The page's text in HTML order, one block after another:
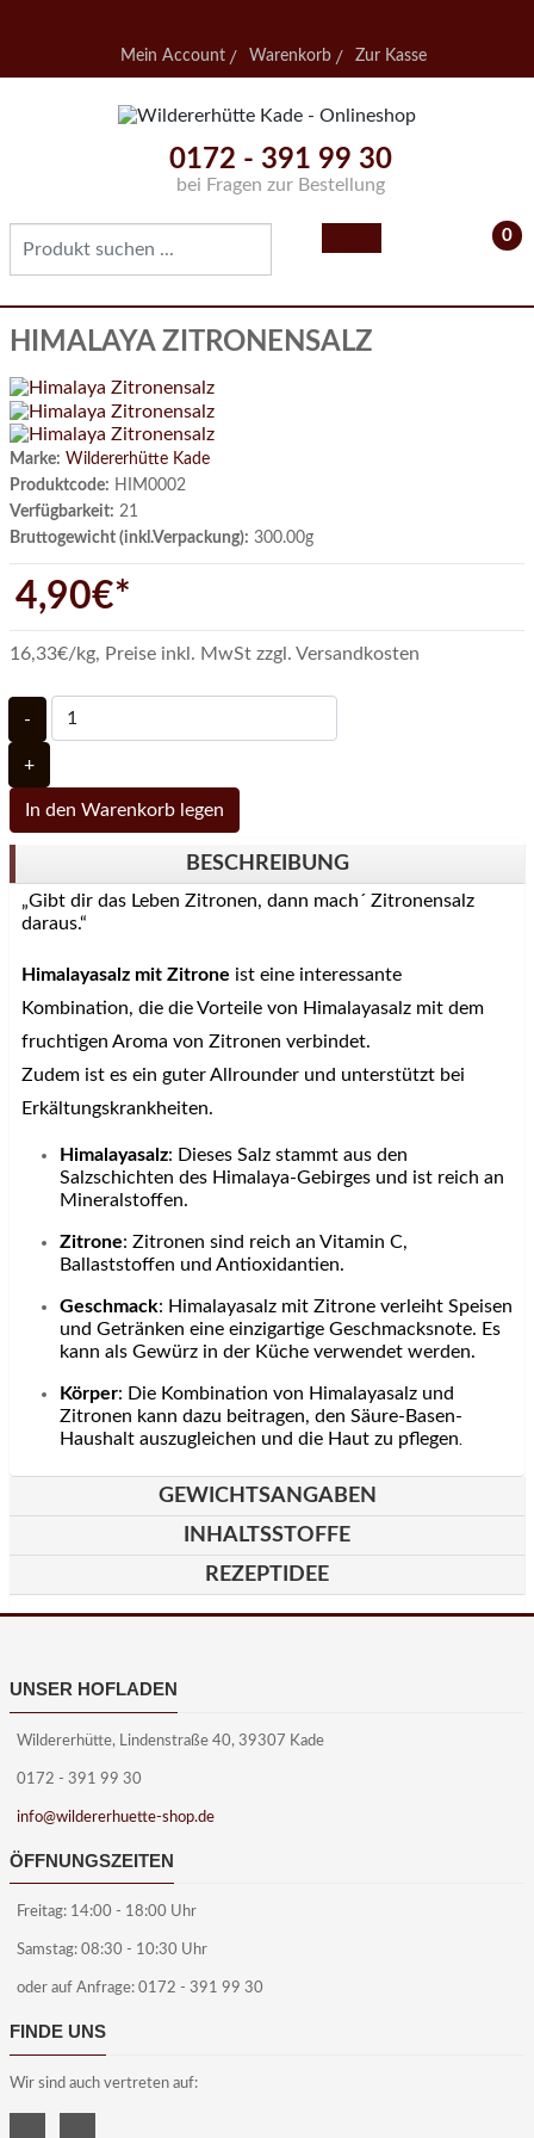
Mein Account Warenkorb Zur Kasse
0172 - 391 99 30
bei Fragen zur Bestellung
0
HIMALAYA ZITRONENSALZ
Marke: Wildererhütte Kade
Produktcode: HIM0002
Verfügbarkeit: 21
Bruttogewicht (inkl.Verpackung): 300.00g
4,90€*
16,33€/kg, Preise inkl. MwSt zzgl. Versandkosten
-
+
In den Warenkorb legen
BESCHREIBUNG
„Gibt dir das Leben Zitronen, dann mach´ Zitronensalz
daraus.“
Himalayasalz mit Zitrone ist eine interessante
Kombination, die die Vorteile von Himalayasalz mit dem
fruchtigen Aroma von Zitronen verbindet.
Zudem ist es ein guter Allrounder und unterstützt bei
Erkältungskrankheiten.
Himalayasalz: Dieses Salz stammt aus den
Salzschichten des Himalaya-Gebirges und ist reich an
Mineral stoffen.
Zitrone: Zitronen sind reich an Vitamin C,
Ballaststoffen und Antioxidantien.
Geschmack: Himalayasalz mit Zitrone verleiht Speisen
und Getränken eine einzigartige Geschmacksnote. Es
kann als Gewürz in der Küche verwendet werden.
Körper: Die Kombination von Himalayasalz und
Zitronen kann dazu beitragen, den Säure-Basen-
Haushalt auszugleichen und die Haut zu pflegen.
GEWICHTSANGABEN
INHALTSSTOFFE
REZEPTIDEE
UNSER HOFLADEN
Wildererhütte, Lindenstraße 40, 39307 Kade
0172 - 391 99 30
info@wildererhuette-shop.de
ÖFFNUNGSZEITEN
Freitag: 14:00 - 18:00 Uhr
Samstag: 08:30 - 10:30 Uhr
oder auf Anfrage: 0172 - 391 99 30
FINDE UNS
Wir sind auch vertreten auf: